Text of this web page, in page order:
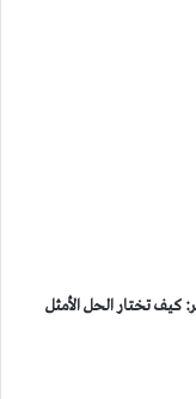
كيف تختار الحل الأمثل